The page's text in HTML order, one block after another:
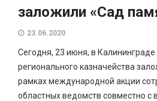
заложили «Сад
23.06.2020
Сегодня, 23 июня, в Калининграде
регионального казначейства
рамках международной акции
областных ведомств совместно с